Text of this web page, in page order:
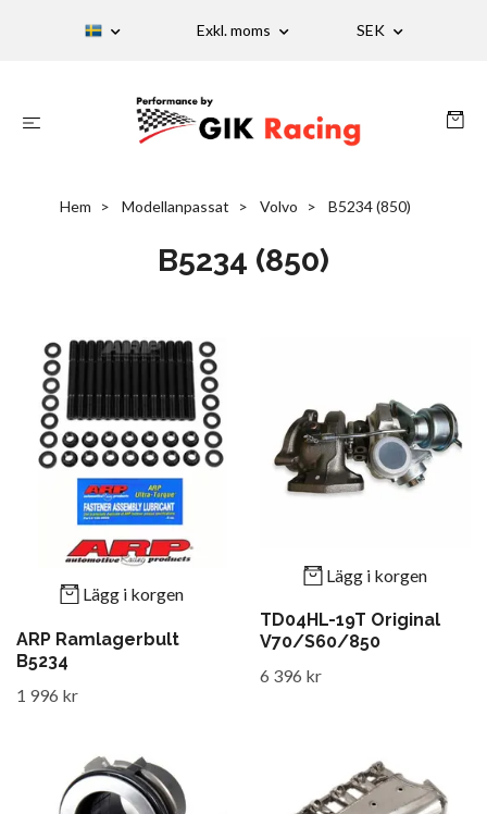
Exkl. moms SEK
Hem Modellanpassat Volvo B5234 (850)
B5234 (850)
Lägg i korgen
ARP Ramlagerbult
B5234
1 996 kr
Lägg i korgen
TD04HL-19T Original
V70/S60/850
6 396 kr